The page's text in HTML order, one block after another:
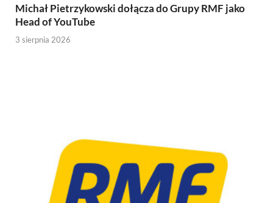
Michał Pietrzykowski dołącza do Grupy RMF jako
Head of YouTube
3 sierpnia 2026